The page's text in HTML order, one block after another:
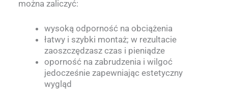
można zaliczyć:
wysoką odporność na obciążenia
łatwy i szybki montaż; w rezultacie
zaoszczędzasz czas i pieniądze
oporność na zabrudzenia i wilgoć
jedocześnie zapewniając estetyczny
wygląd